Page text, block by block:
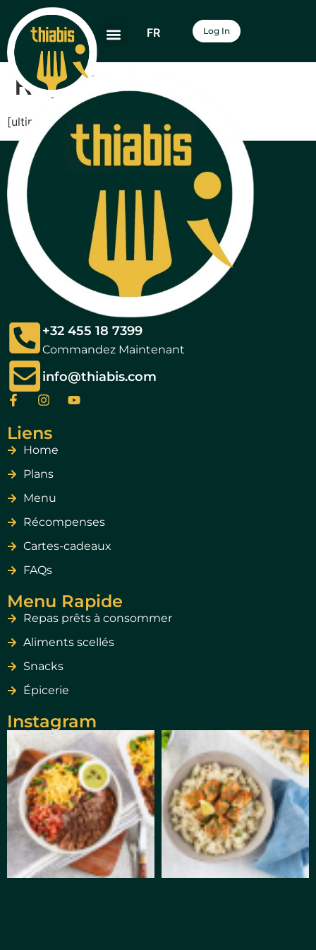
FR Log In
Register
[ultimatemember form_id=”2950″]
+32 455 18 7399
Commandez Maintenant
info@thiabis.com
Liens
Home
Plans
Menu
Récompenses
Cartes-cadeaux
FAQs
Menu Rapide
Repas prêts à consommer
Aliments scellés
Snacks
Épicerie
Instagram